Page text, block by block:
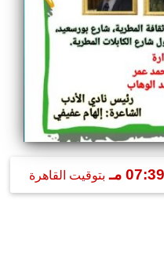
07:39 مـ بتوقيت القاهرة